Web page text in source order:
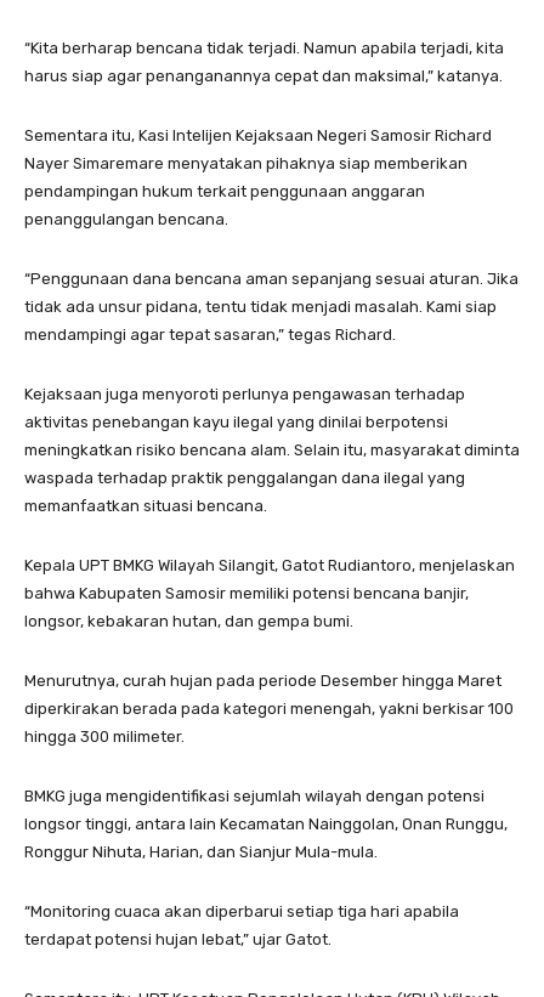
“Kita berharap bencana tidak terjadi. Namun apabila terjadi, kita
harus siap agar penanganannya cepat dan maksimal,” katanya.
Sementara itu, Kasi Intelijen Kejaksaan Negeri Samosir Richard
Nayer Simaremare menyatakan pihaknya siap memberikan
pendampingan hukum terkait penggunaan anggaran
penanggulangan bencana.
“Penggunaan dana bencana aman sepanjang sesuai aturan. Jika
tidak ada unsur pidana, tentu tidak menjadi masalah. Kami siap
mendampingi agar tepat sasaran,” tegas Richard.
Kejaksaan juga menyoroti perlunya pengawasan terhadap
aktivitas penebangan kayu ilegal yang dinilai berpotensi
meningkatkan risiko bencana alam. Selain itu, masyarakat diminta
waspada terhadap praktik penggalangan dana ilegal yang
memanfaatkan situasi bencana.
Kepala UPT BMKG Wilayah Silangit, Gatot Rudiantoro, menjelaskan
bahwa Kabupaten Samosir memiliki potensi bencana banjir,
longsor, kebakaran hutan, dan gempa bumi.
Menurutnya, curah hujan pada periode Desember hingga Maret
diperkirakan berada pada kategori menengah, yakni berkisar 100
hingga 300 milimeter.
BMKG juga mengidentifikasi sejumlah wilayah dengan potensi
longsor tinggi, antara lain Kecamatan Nainggolan, Onan Runggu,
Ronggur Nihuta, Harian, dan Sianjur Mula-mula.
“Monitoring cuaca akan diperbarui setiap tiga hari apabila
terdapat potensi hujan lebat,” ujar Gatot.